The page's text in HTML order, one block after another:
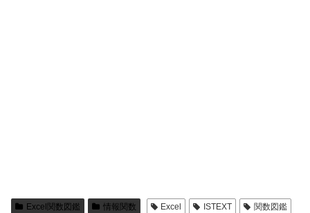
Excel関数図鑑 情報関数 Excel ISTEXT 関数図鑑